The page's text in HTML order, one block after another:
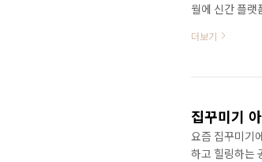
월에 신간 플
의 책을 냈지만
는 생각이 강하
더보기
집꾸미기
요즘 집꾸미기
하고 힐링하는